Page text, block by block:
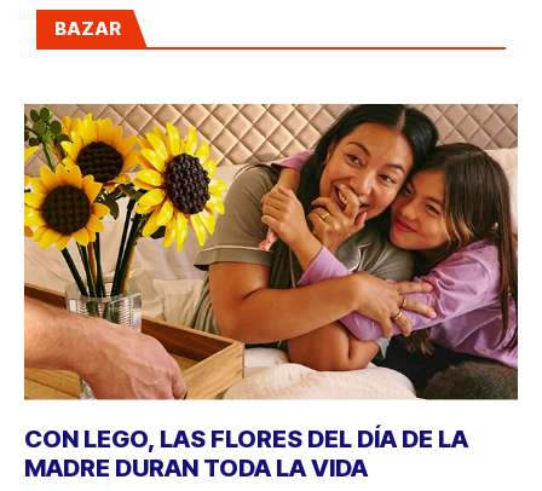
BAZAR
CON LEGO, LAS FLORES DEL DÍA DE LA
MADRE DURAN TODA LA VIDA